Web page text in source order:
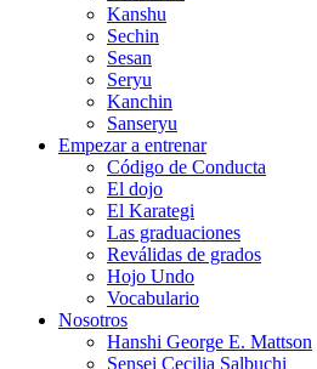
Kanshu
Sechin
Sesan
Seryu
Kanchin
Sanseryu
Empezar a entrenar
Código de Conducta
El dojo
El Karategi
Las graduaciones
Reválidas de grados
Hojo Undo
Vocabulario
Nosotros
Hanshi George E. Mattson
Sensei Cecilia Salbuchi